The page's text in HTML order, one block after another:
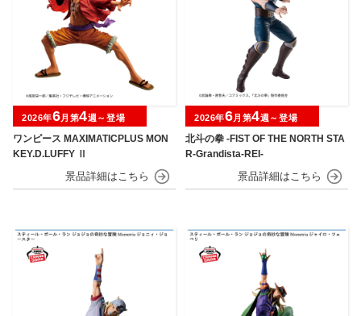
ワンピース MAXIMATICPLUS MON
KEY.D.LUFFY Ⅱ
2026年6月第4週～登場
北斗の拳 -FIST OF THE NORTH STA
R-Grandista-REI-
2026年6月第4週～登場